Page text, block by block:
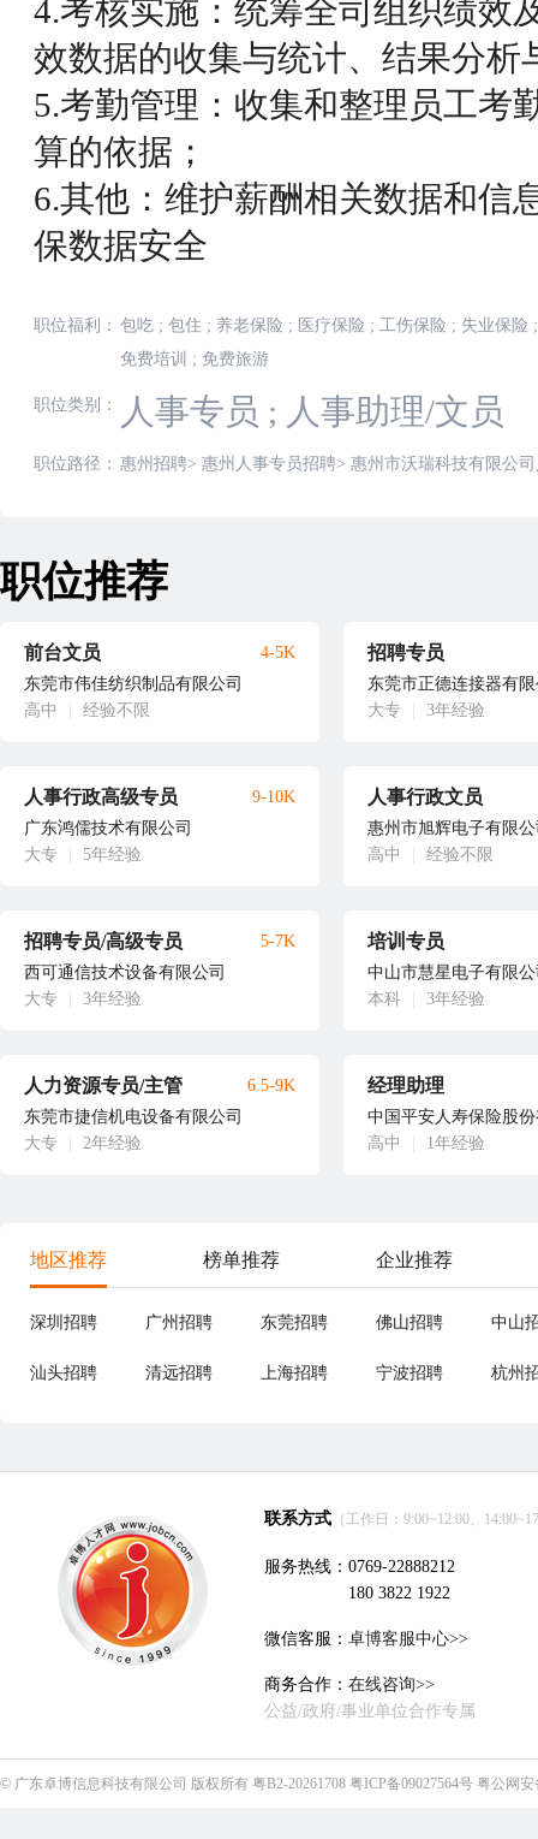
4.考核实施：统筹全司组织绩效
效数据的收集与统计、结果分
5.考勤管理：收集和整理员工考
算的依据；
6.其他：维护薪酬相关数据和信
保数据安全
职位福利： 包吃 ; 包住 ; 养老保险 ; 医疗保险 ; 工伤保险 ; 失业保险 ;
免费培训 ; 免费旅游
职位类别： 人事专员 ; 人事助理/文员
职位路径： 惠州招聘> 惠州人事专员招聘> 惠州市沃瑞科技有限公
职位推荐
前台文员
东莞市伟佳纺织制品有限公司
高中
经验不限
4-5K 招聘专员
东莞市正德连接器有
大专
3年经验
人事行政高级专员
广东鸿儒技术有限公司
大专
5年经验
9-10K 人事行政文员
惠州市旭辉电子有限
高中
经验不限
招聘专员/高级专员
西可通信技术设备有限公司
大专
3年经验
5-7K 培训专员
中山市慧星电子有限
本科
3年经验
人力资源专员/主管
东莞市捷信机电设备有限公司
大专
2年经验
6.5-9K 经理助理
高中 1年经验
地区推荐 榜单推荐 企业推荐
深圳招聘 广州招聘 东莞招聘 佛山招聘 中山
汕头招聘 清远招聘 上海招聘 宁波招聘 杭州
联系方式 （工作日：9:00~12:00、
服务热线：0769-22888212
180 3822 1922
微信客服： 卓博客服中心>>
商务合作： 在线咨询>>
公益/政府/事业单位合作专属
© 广东卓博信息科技有限公司 版权所有 粤B2-20261708 粤ICP备09027564号 粤公网安